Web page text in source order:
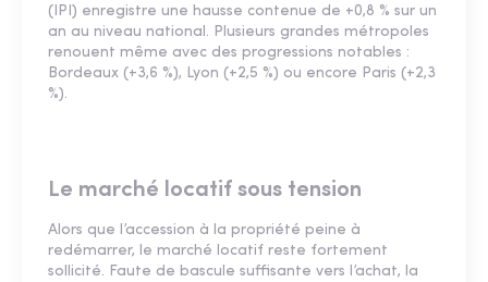
(IPI) enregistre une hausse contenue de +0,8 % sur un
an au niveau national. Plusieurs grandes métropoles
renouent même avec des progressions notables :
Bordeaux (+3,6 %), Lyon (+2,5 %) ou encore Paris (+2,3
%).
Le marché locatif sous tension
Alors que l’accession à la propriété peine à
redémarrer, le marché locatif reste fortement
sollicité. Faute de bascule suffisante vers l’achat, la